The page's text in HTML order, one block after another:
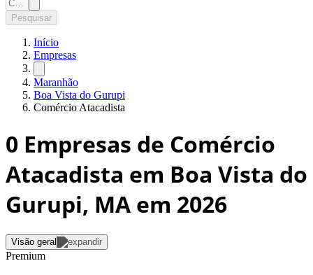
Pesquisar
Início
Empresas
Maranhão
Boa Vista do Gurupi
Comércio Atacadista
0 Empresas de Comércio
Atacadista em Boa Vista do
Gurupi, MA em 2026
Visão geral
Premium